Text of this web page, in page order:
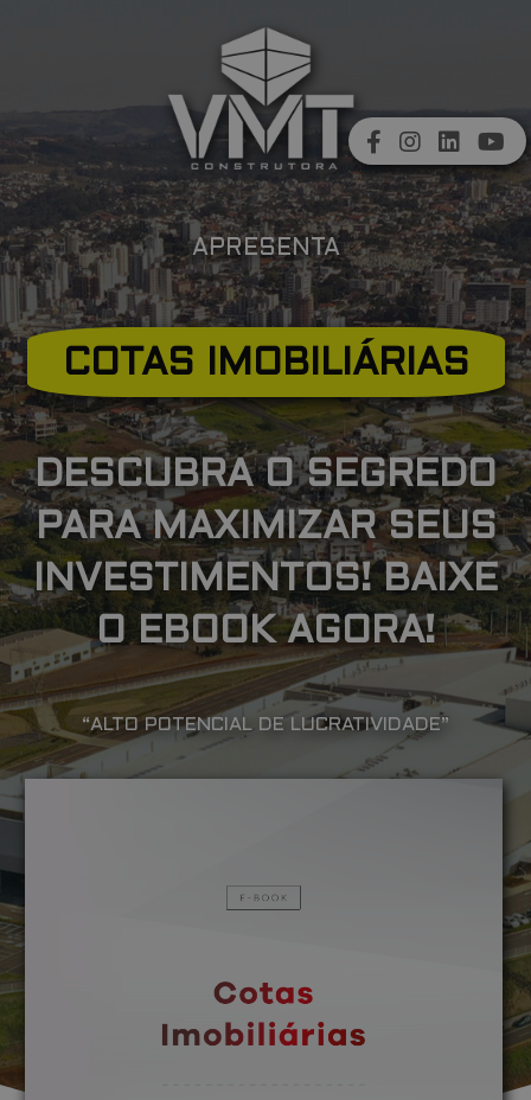
APRESENTA
COTAS IMOBILIÁRIAS
DESCUBRA O SEGREDO
PARA MAXIMIZAR SEUS
INVESTIMENTOS! BAIXE
O EBOOK AGORA!
“ALTO POTENCIAL DE LUCRATIVIDADE”